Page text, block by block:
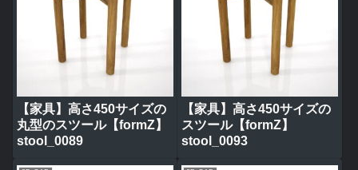
【家具】高さ450サイズの
丸型のスツール【formZ】
stool_0089
【家具】高さ450サイズの
スツール【formZ】
stool_0093